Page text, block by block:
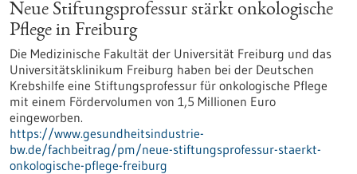
Neue Stiftungsprofessur stärkt onkologische
Pflege in Freiburg
Die Medizinische Fakultät der Universität Freiburg und das
Universitätsklinikum Freiburg haben bei der Deutschen
Krebshilfe eine Stiftungsprofessur für onkologische Pflege
mit einem Fördervolumen von 1,5 Millionen Euro
eingeworben.
https://www.gesundheitsindustrie-
bw.de/fachbeitrag/pm/neue-stiftungsprofessur-staerkt-
onkologische-pflege-freiburg